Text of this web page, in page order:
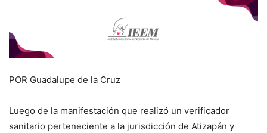
POR Guadalupe de la Cruz
Luego de la manifestación que realizó un verificador
sanitario perteneciente a la jurisdicción de Atizapán y